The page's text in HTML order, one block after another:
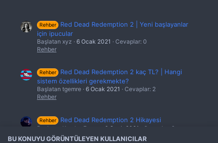
Rehber
Red Dead Redemption 2 | Yeni başlayanlar
için ipucular
Başlatan xyz 6 Ocak 2021
Cevaplar: 0
Rehber
Rehber
Red Dead Redemption 2 kaç TL? | Hangi
sistem özellikleri gerekmekte?
Başlatan tgemre 6 Ocak 2021
Cevaplar: 2
Rehber
Rehber Red Dead Redemption 2 Hikayesi
Başlatan KumbarEmree 6 Ocak 2021
Cevaplar: 3
Rehber
BU KONUYU GÖRÜNTÜLEYEN KULLANICILAR